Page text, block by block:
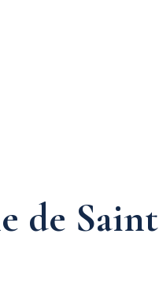
de Saint